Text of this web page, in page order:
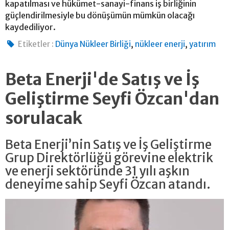
kapatılması ve hükümet-sanayi-finans iş birliğinin
güçlendirilmesiyle bu dönüşümün mümkün olacağı
kaydediliyor.
Etiketler : Dünya Nükleer Birliği, nükleer enerji,yatırım
Beta Enerji'de Satış ve İş
Geliştirme Seyfi Özcan'dan
sorulacak
Beta Enerji’nin Satış ve İş Geliştirme
Grup Direktörlüğü görevine elektrik
ve enerji sektöründe 31 yılı aşkın
deneyime sahip Seyfi Özcan atandı.